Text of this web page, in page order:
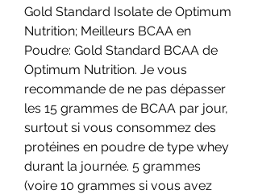
Gold Standard Isolate de Optimum
Nutrition; Meilleurs BCAA en
Poudre: Gold Standard BCAA de
Optimum Nutrition. Je vous
recommande de ne pas dépasser
les 15 grammes de BCAA par jour,
surtout si vous consommez des
protéines en poudre de type whey
durant la journée. 5 grammes
(voire 10 grammes si vous avez